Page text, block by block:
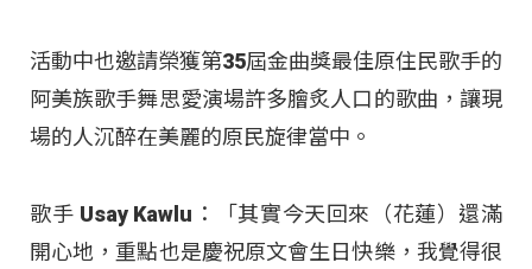
活動中也邀請榮獲第35屆金曲獎最佳原住民歌手的
阿美族歌手舞思愛演場許多膾炙人口的歌曲，讓現
場的人沉醉在美麗的原民旋律當中。
歌手 Usay Kawlu：「其實今天回來（花蓮）還滿
開心地，重點也是慶祝原文會生日快樂，我覺得很